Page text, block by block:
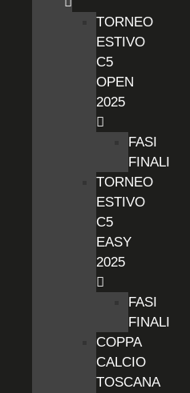
TORNEO
ESTIVO
C5
OPEN
2025
FASI
FINALI
TORNEO
ESTIVO
C5
EASY
2025
FASI
FINALI
COPPA
CALCIO
TOSCANA